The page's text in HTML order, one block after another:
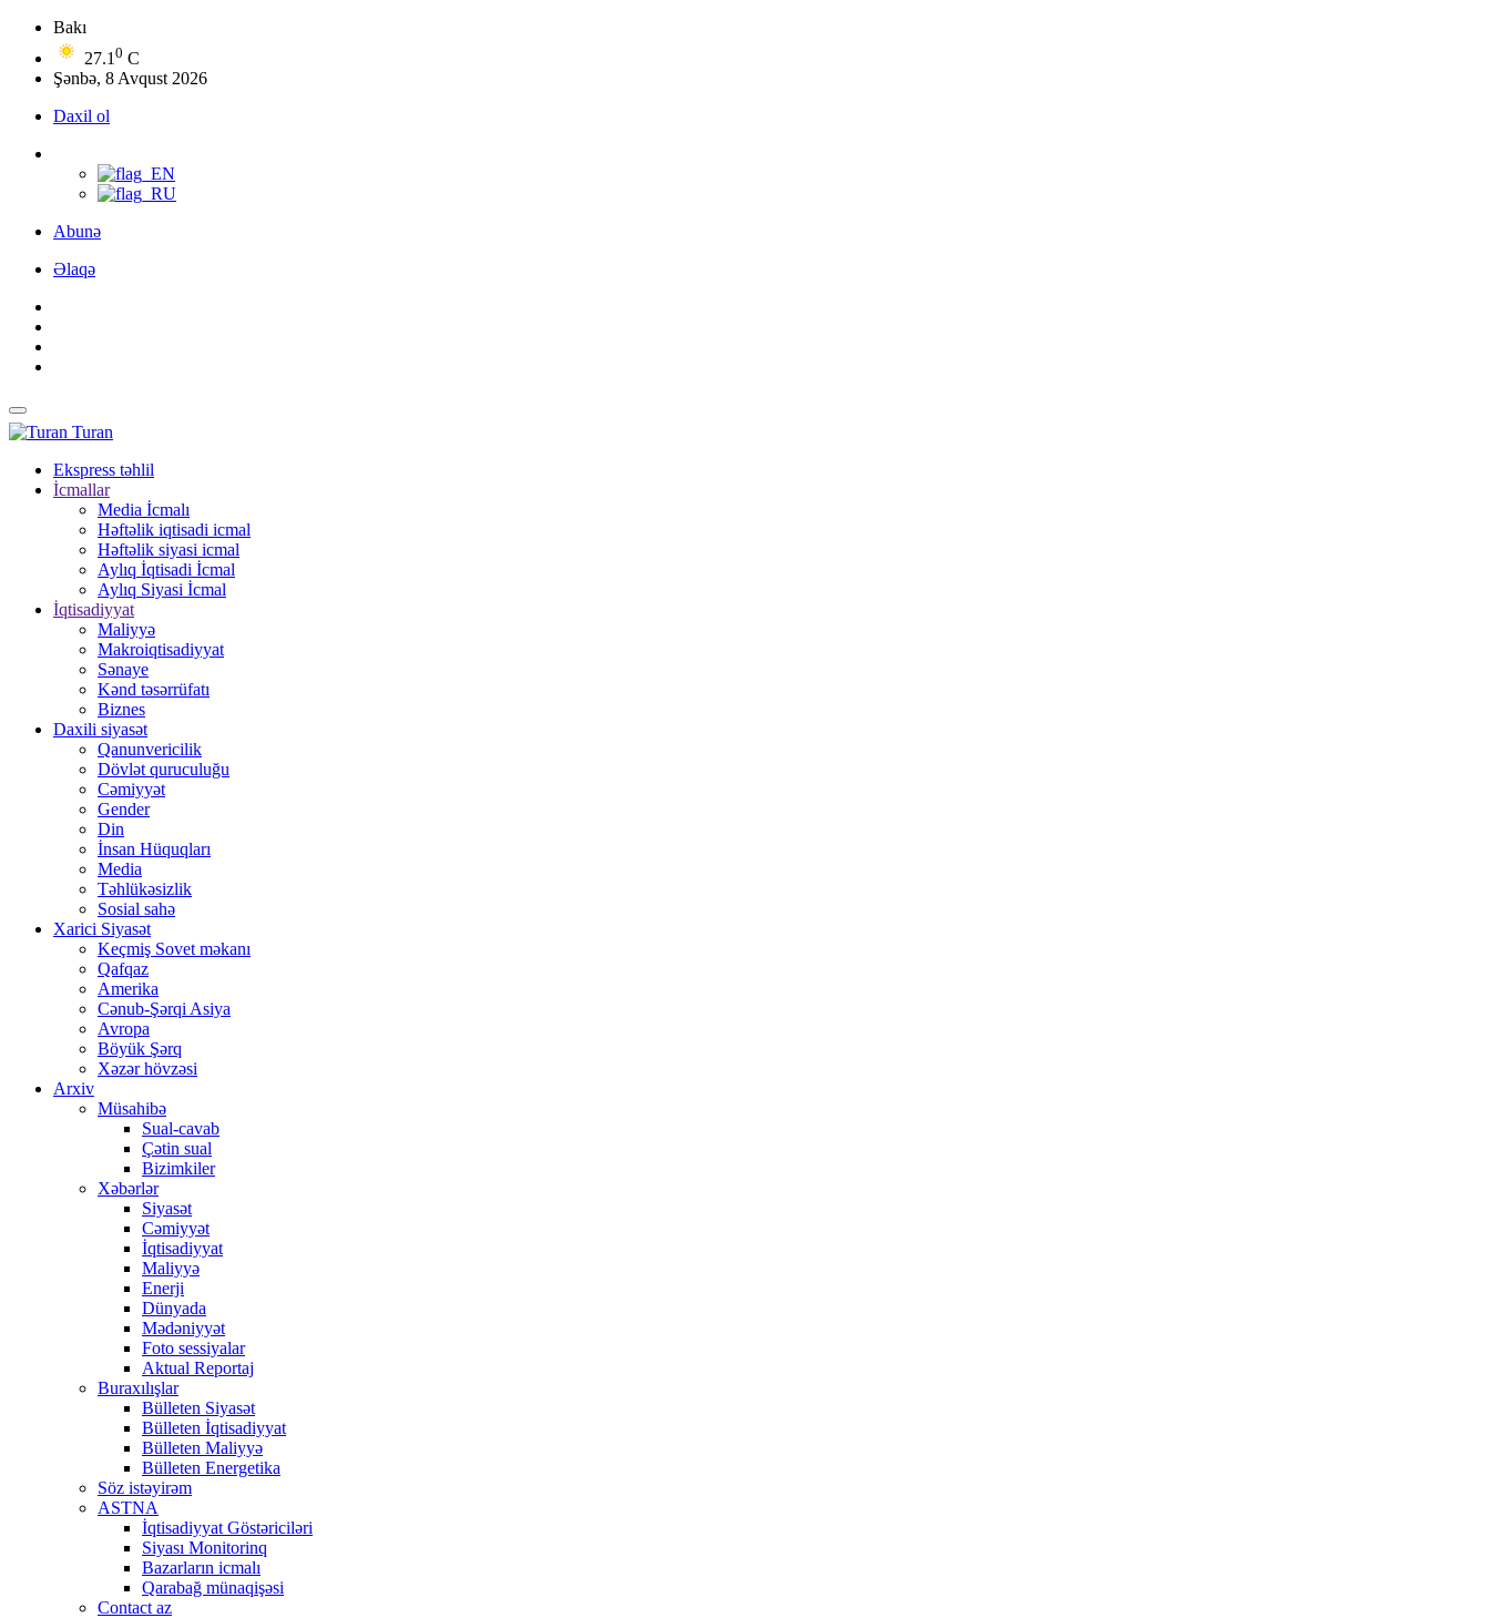
Bakı
27.1 0 C
Şənbə, 8 Avqust 2026
Daxil ol
Abunə
Əlaqə
Turan
Ekspress təhlil
İcmallar
Media İcmalı
Həftəlik iqtisadi icmal
Həftəlik siyasi icmal
Aylıq İqtisadi İcmal
Aylıq Siyasi İcmal
İqtisadiyyat
Maliyyə
Makroiqtisadiyyat
Sənaye
Kənd təsərrüfatı
Biznes
Daxili siyasət
Qanunvericilik
Dövlət quruculuğu
Cəmiyyət
Gender
Din
İnsan Hüquqları
Media
Təhlükəsizlik
Sosial sahə
Xarici Siyasət
Keçmiş Sovet məkanı
Qafqaz
Amerika
Cənub-Şərqi Asiya
Avropa
Böyük Şərq
Xəzər hövzəsi
Arxiv
Müsahibə
Sual-cavab
Çətin sual
Bizimkiler
Xəbərlər
Siyasət
Cəmiyyət
İqtisadiyyat
Maliyyə
Enerji
Dünyada
Mədəniyyət
Foto sessiyalar
Aktual Reportaj
Buraxılışlar
Bülleten Siyasət
Bülleten İqtisadiyyat
Bülleten Maliyyə
Bülleten Energetika
Söz istəyirəm
ASTNA
İqtisadiyyat Göstəriciləri
Siyası Monitorinq
Bazarların icmalı
Qarabağ münaqişəsi
Contact az